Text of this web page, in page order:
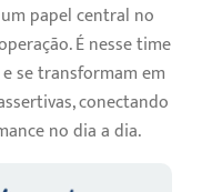
papel central no
É nesse time
se transformam em
conectando
no dia a dia.